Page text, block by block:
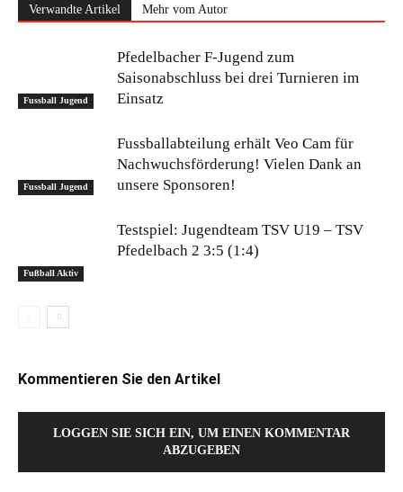
Verwandte Artikel Mehr vom Autor
Fussball Jugend
Pfedelbacher F-Jugend zum
Saisonabschluss bei drei Turnieren im
Einsatz
Fussball Jugend
Fussballabteilung erhält Veo Cam für
Nachwuchsförderung! Vielen Dank an
unsere Sponsoren!
Fußball Aktiv
Testspiel: Jugendteam TSV U19 – TSV
Pfedelbach 2 3:5 (1:4)
Kommentieren Sie den Artikel
LOGGEN SIE SICH EIN, UM EINEN KOMMENTAR
ABZUGEBEN